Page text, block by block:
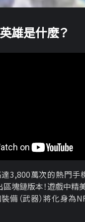
雄是什麼？
3,800萬次的熱門手
區塊鏈版本！遊戲中精
備（武器）將化身為